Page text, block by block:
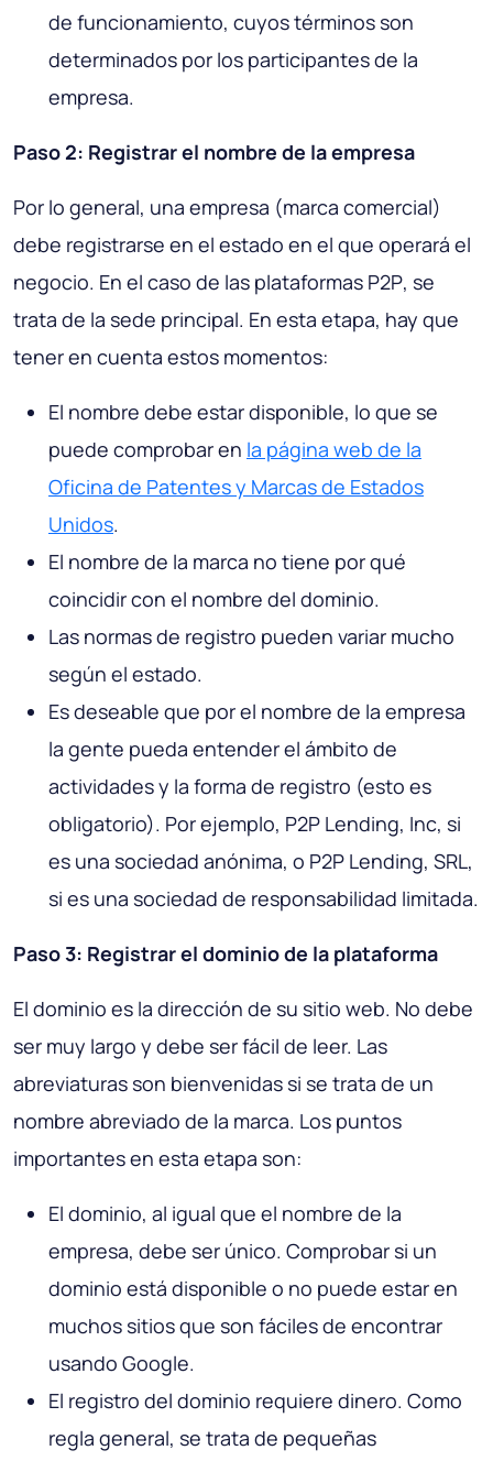
de funcionamiento, cuyos términos son
determinados por los participantes de la
empresa.
Paso 2: Registrar el nombre de la empresa
Por lo general, una empresa (marca comercial)
debe registrarse en el estado en el que operará el
negocio. En el caso de las plataformas P2P, se
trata de la sede principal. En esta etapa, hay que
tener en cuenta estos momentos:
El nombre debe estar disponible, lo que se
puede comprobar en la página web de la
Oficina de Patentes y Marcas de Estados
Unidos.
El nombre de la marca no tiene por qué
coincidir con el nombre del dominio.
Las normas de registro pueden variar mucho
según el estado.
Es deseable que por el nombre de la empresa
la gente pueda entender el ámbito de
actividades y la forma de registro (esto es
obligatorio). Por ejemplo, P2P Lending, Inc, si
es una sociedad anónima, o P2P Lending, SRL,
si es una sociedad de responsabilidad limitada.
Paso 3: Registrar el dominio de la plataforma
El dominio es la dirección de su sitio web. No debe
ser muy largo y debe ser fácil de leer. Las
abreviaturas son bienvenidas si se trata de un
nombre abreviado de la marca. Los puntos
importantes en esta etapa son:
El dominio, al igual que el nombre de la
empresa, debe ser único. Comprobar si un
dominio está disponible o no puede estar en
muchos sitios que son fáciles de encontrar
usando Google.
El registro del dominio requiere dinero. Como
regla general, se trata de pequeñas